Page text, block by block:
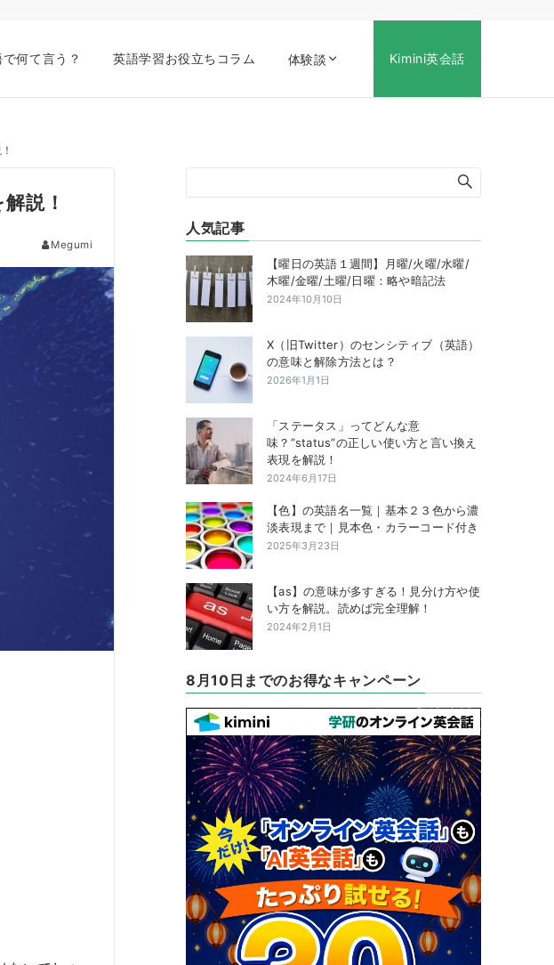
で何て言う？ 英語学習お役立ちコラム 体験談 Kimini英会話
説！
Megumi
人気記事
【曜日の英語１週間】月曜/火曜/水曜/
木曜/金曜/土曜/日曜：略や暗記法
2024年10月10日
X（旧Twitter）のセンシティブ（英語）
の意味と解除方法とは？
2026年1月1日
「ステータス」ってどんな意
味？”status”の正しい使い方と言い換え
表現を解説！
2024年6月17日
【色】の英語名一覧｜基本２３色から濃
淡表現まで｜見本色・カラーコード付き
2025年3月23日
【as】の意味が多すぎる！見分け方や使
い方を解説。読めば完全理解！
2024年2月1日
8月10日までのお得なキャンペーン